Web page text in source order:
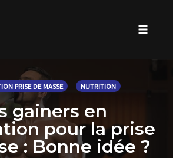
PRISE DE MASSE NUTRITION
gainers en
pour la prise
: Bonne idée ?